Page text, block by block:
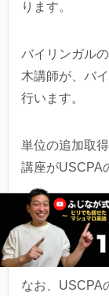
ります。
バイリンガル
木講師が、バ
行います。
単位の追加取
講座がUSCPA
なお、USCPA